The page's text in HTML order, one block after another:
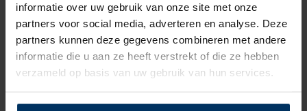
informatie over uw gebruik van onze site met onze
partners voor social media, adverteren en analyse. Deze
partners kunnen deze gegevens combineren met andere
informatie die u aan ze heeft verstrekt of die ze hebben
verzameld op basis van uw gebruik van hun services.
Vetus stootlijst POLY 3528 antraciet –
20 meter
Merk: Vetus
Artikelnummer: POLY3528